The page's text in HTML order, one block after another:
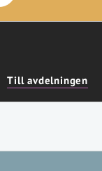
Till avdelningen